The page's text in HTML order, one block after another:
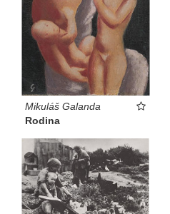
Mikuláš Galanda
Rodina